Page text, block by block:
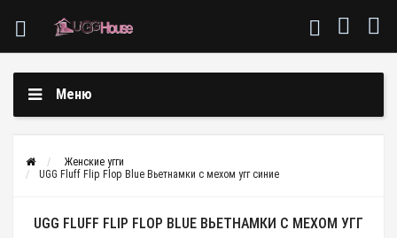
Меню
Женские угги
UGG Fluff Flip Flop Blue Вьетнамки с мехом угг синие
UGG FLUFF FLIP FLOP BLUE ВЬЕТНАМКИ С МЕХОМ УГГ